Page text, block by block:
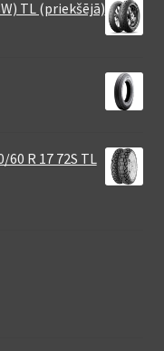
TL (priekšējā)
R 17 72S TL